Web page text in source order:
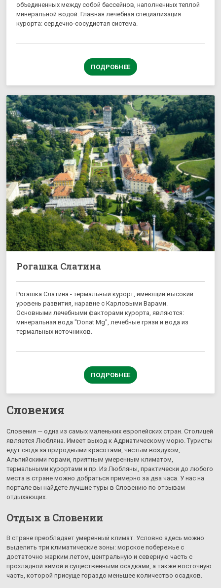
объединенных между собой бассейнов, наполненных теплой
минеральной водой. Главная лечебная специализация
курорта: сердечно-сосудистая система.
ПОДРОБНЕЕ
Рогашка Слатина
Рогашка Слатина - термальный курорт, имеющий высокий
уровень развития, наравне с Карловыми Варами.
Основными лечебными факторами курорта, являются:
минеральная вода "Donat Mg", лечебные грязи и вода из
термальных источников.
ПОДРОБНЕЕ
Словения
Словения — одна из самых маленьких европейских стран. Столицей
является Любляна. Имеет выход к Адриатическому морю. Туристы
едут сюда за природными красотами, чистым воздухом,
Альпийскими горами, приятным умеренным климатом,
термальными курортами и пр. Из Любляны, практически до любого
места в стране можно добраться примерно за два часа. У нас на
портале вы найдете лучшие туры в Словению по отзывам
отдыхающих.
Отдых в Словении
В стране преобладает умеренный климат. Условно здесь можно
выделить три климатические зоны: морское побережье с
достаточно жарким летом, центральную и северную часть с
прохладной зимой и существенными осадками, а также восточную
часть, которой присуще гораздо меньшее количество осадков.